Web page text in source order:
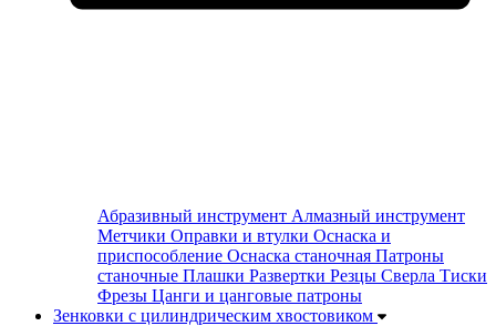
Абразивный инструмент Алмазный инструмент
Метчики Оправки и втулки Оснаска и
приспособление Оснаска станочная Патроны
станочные Плашки Развертки Резцы Сверла Тиски
Фрезы Цанги и цанговые патроны
Зенковки с цилиндрическим хвостовиком